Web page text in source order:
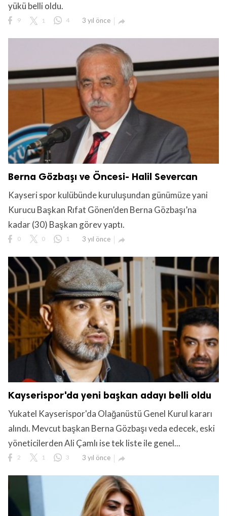
yükü belli oldu.
9 1 4 3 yıl önce 
Berna Gözbaşı ve Öncesi- Halil Severcan
Kayseri spor kulübünde kuruluşundan günümüze yani
Kurucu Başkan Rıfat Gönen’den Berna Gözbaşı’na
kadar (30) Başkan görev yaptı.
0 0 1 3 yıl önce 
Kayserispor'da yeni başkan adayı belli oldu
Yukatel Kayserispor'da Olağanüstü Genel Kurul kararı
alındı. Mevcut başkan Berna Gözbaşı veda edecek, eski
yöneticilerden Ali Çamlı ise tek liste ile genel...
2 1 3 3 yıl önce 